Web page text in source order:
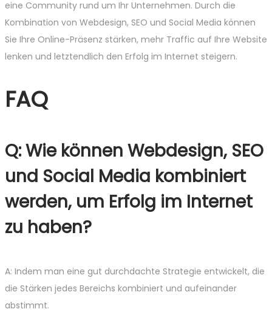
eine Community rund um Ihr Unternehmen. Durch die
Kombination von Webdesign, SEO und Social Media können
Sie Ihre Online-Präsenz stärken, mehr Traffic auf Ihre Website
lenken und letztendlich den Erfolg im Internet steigern.
FAQ
Q: Wie können Webdesign, SEO
und Social Media kombiniert
werden, um Erfolg im Internet
zu haben?
A: Indem man eine gut durchdachte Strategie entwickelt, die
die Stärken jedes Bereichs kombiniert und aufeinander
abstimmt.